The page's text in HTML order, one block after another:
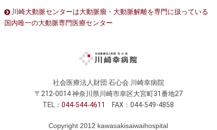
川崎大動脈センターは大動脈瘤・大動脈解離を専門に扱っている
国内唯一の大動脈専門医療センター
社会医療法人財団 石心会 川崎幸病院
〒212-0014 神奈川県川崎市幸区大宮町31番地27
TEL：044 544 4611 FAX：044-549-4858
Copyright 2012 kawasakisaiwaihospital